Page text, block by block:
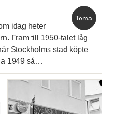
Tema
idag heter
Fram till 1950-talet låg
Stockholms stad köpte
1949 så…